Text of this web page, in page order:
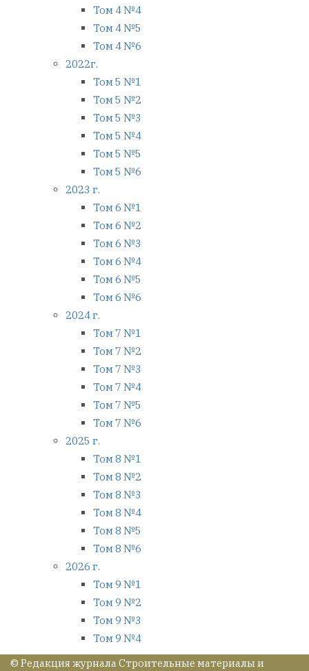
Том 4 №4
Том 4 №5
Том 4 №6
2022г.
Том 5 №1
Том 5 №2
Том 5 №3
Том 5 №4
Том 5 №5
Том 5 №6
2023 г.
Том 6 №1
Том 6 №2
Том 6 №3
Том 6 №4
Том 6 №5
Том 6 №6
2024 г.
Том 7 №1
Том 7 №2
Том 7 №3
Том 7 №4
Том 7 №5
Том 7 №6
2025 г.
Том 8 №1
Том 8 №2
Том 8 №3
Том 8 №4
Том 8 №5
Том 8 №6
2026 г.
Том 9 №1
Том 9 №2
Том 9 №3
Том 9 №4
© Редакция журнала Строительные материалы и